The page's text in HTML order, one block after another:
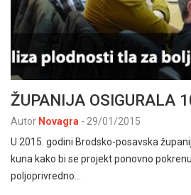
ŽUPANIJA OSIGURALA
Autor Novagra - 29/01/2015
U 2015. godini Brodsko-posavska
kuna kako bi se projekt ponovno
poljoprivredno…